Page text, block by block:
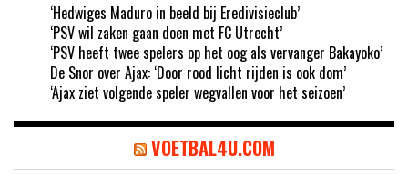
‘Hedwiges Maduro in beeld bij Eredivisieclub’
‘PSV wil zaken gaan doen met FC Utrecht’
‘PSV heeft twee spelers op het oog als vervanger Bakayoko’
De Snor over Ajax: ‘Door rood licht rijden is ook dom’
‘Ajax ziet volgende speler wegvallen voor het seizoen’
VOETBAL4U.COM